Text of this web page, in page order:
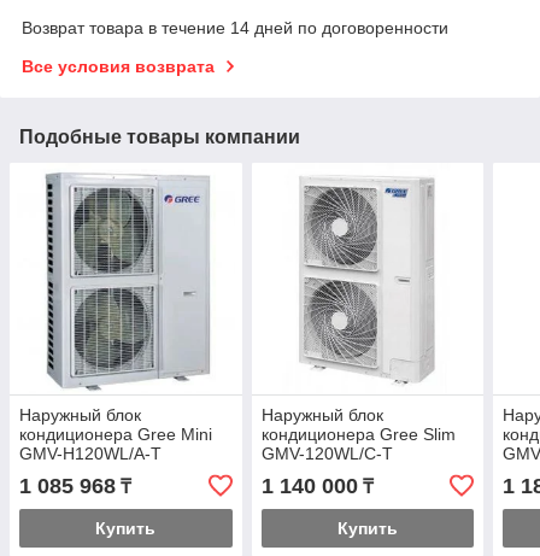
Возврат товара в течение 14 дней по договоренности
Все условия возврата
Подобные товары компании
Наружный блок
кондиционера Gree Mini
GMV-H120WL/A-T
1 085 968 ₸
Купить
Наружный блок
кондиционера Gree Slim
GMV-120WL/C-T
1 140 000₸
Купить
1